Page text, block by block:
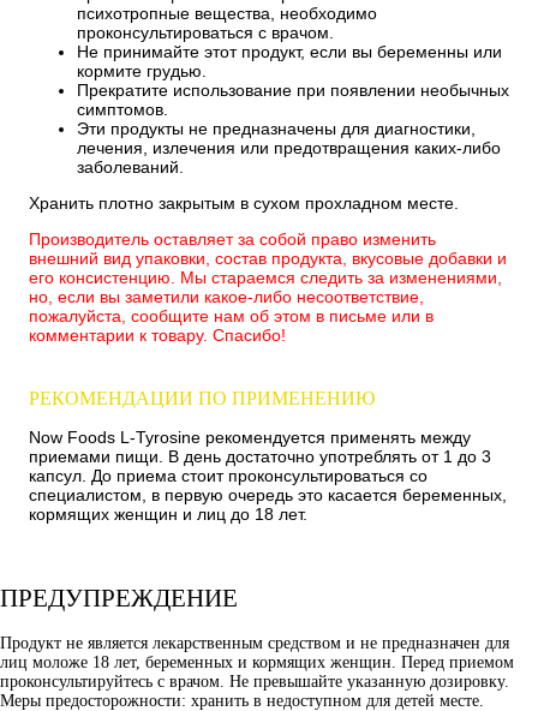
психотропные вещества, необходимо
проконсультироваться с врачом.
Не принимайте этот продукт, если вы беременны или
кормите грудью.
Прекратите использование при появлении необычных
симптомов.
Эти продукты не предназначены для диагностики,
лечения, излечения или предотвращения каких-либо
заболеваний.
Хранить плотно закрытым в сухом прохладном месте.
Производитель оставляет за собой право изменить
внешний вид упаковки, состав продукта, вкусовые добавки и
его консистенцию. Мы стараемся следить за изменениями,
но, если вы заметили какое-либо несоответствие,
пожалуйста, сообщите нам об этом в письме или в
комментарии к товару. Спасибо!
РЕКОМЕНДАЦИИ ПО ПРИМЕНЕНИЮ
Now Foods L-Tyrosine рекомендуется применять между
приемами пищи. В день достаточно употреблять от 1 до 3
капсул. До приема стоит проконсультироваться со
специалистом, в первую очередь это касается беременных,
кормящих женщин и лиц до 18 лет.
ПРЕДУПРЕЖДЕНИЕ
Продукт не является лекарственным средством и не предназначен для
лиц моложе 18 лет, беременных и кормящих женщин. Перед приемом
проконсультируйтесь с врачом. Не превышайте указанную дозировку.
Меры предосторожности: хранить в недоступном для детей месте.